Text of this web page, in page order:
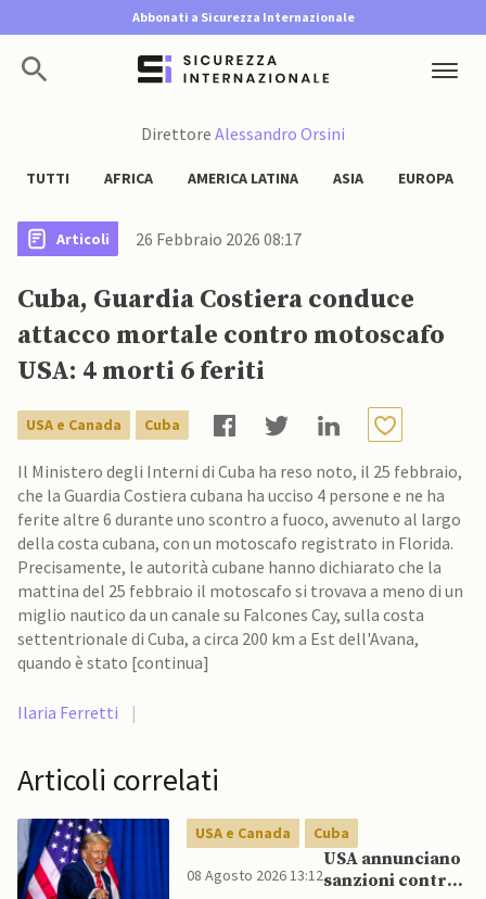
Abbonati a Sicurezza Internazionale
Direttore Alessandro Orsini
TUTTI AFRICA AMERICA LATINA ASIA EUROPA
Articoli 26 Febbraio 2026 08:17
Cuba, Guardia Costiera conduce
attacco mortale contro motoscafo
USA: 4 morti 6 feriti
USA e Canada Cuba
Il Ministero degli Interni di Cuba ha reso noto, il 25 febbraio,
che la Guardia Costiera cubana ha ucciso 4 persone e ne ha
ferite altre 6 durante uno scontro a fuoco, avvenuto al largo
della costa cubana, con un motoscafo registrato in Florida.
Precisamente, le autorità cubane hanno dichiarato che la
mattina del 25 febbraio il motoscafo si trovava a meno di un
miglio nautico da un canale su Falcones Cay, sulla costa
settentrionale di Cuba, a circa 200 km a Est dell'Avana,
quando è stato [continua]
Ilaria Ferretti |
Articoli correlati
USA e Canada Cuba
08 Agosto 2026 13:12
USA annunciano
sanzioni contro